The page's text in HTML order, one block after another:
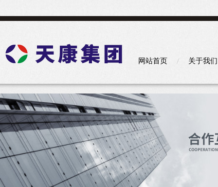
网站首页 关于我们